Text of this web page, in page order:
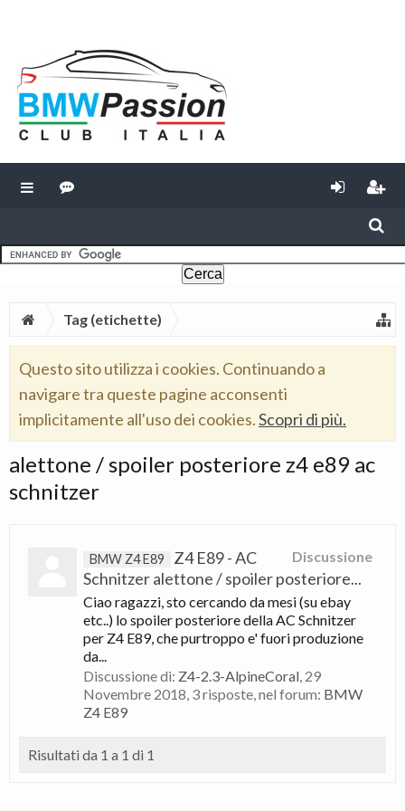
Tag (etichette)
Questo sito utilizza i cookies. Continuando a
navigare tra queste pagine acconsenti
implicitamente all'uso dei cookies.Scopri di più.
alettone / spoiler posteriore z4 e89 ac
schnitzer
Discussione
BMW Z4 E89
Z4 E89 - AC
Schnitzer alettone / spoiler posteriore...
Ciao ragazzi, sto cercando da mesi (su ebay
etc..) lo spoiler posteriore della AC Schnitzer
per Z4 E89, che purtroppo e' fuori produzione
da...
Discussione di: Z4-2.3-AlpineCoral, 29
Novembre 2018, 3 risposte, nel forum: BMW
Z4 E89
Risultati da 1 a 1 di 1